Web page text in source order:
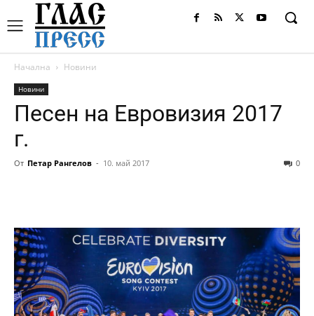
Начална Новини
Новини
Песен на Евровизия 2017
г.
От Петар Рангелов - 10. май 2017 0